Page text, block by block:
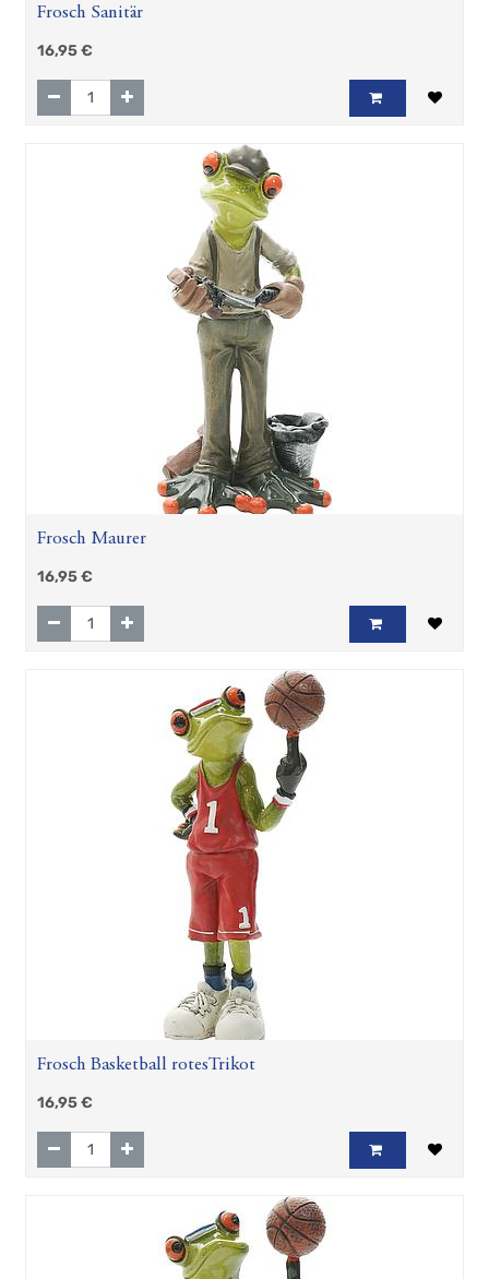
Frosch Sanitär
16,95€
Frosch Maurer
16,95€
Frosch Basketball rotesTrikot
16,95€